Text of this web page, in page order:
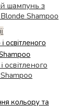
шампунь з
Shampoo
Цей
товар
має
кілька
варіантів.
можна
освітленого